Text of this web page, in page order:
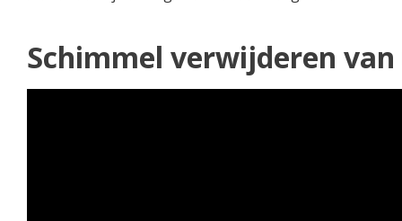
Schimmel verwijderen